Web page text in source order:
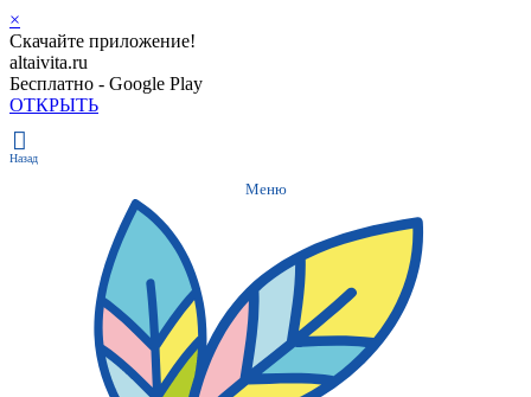
×
Скачайте приложение!
altaivita.ru
Бесплатно - Google Play
ОТКРЫТЬ
Назад
Меню